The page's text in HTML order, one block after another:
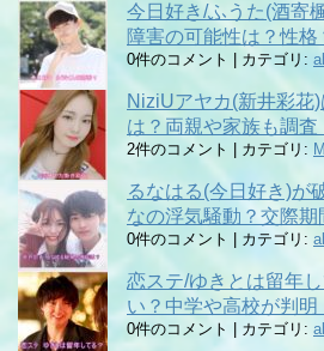
今日好き/ふうた(酒寄
障害の可能性は？性格
0件のコメント カテゴリ:
NiziUアヤカ(新井彩花
は？両親や家族も調査
2件のコメント カテゴリ:
るなはる(今日好き)が
なの浮気騒動？交際期
0件のコメント カテゴリ:
恋ステ/ゆきとは留年
い？中学や高校が判明
0件のコメント カテゴリ: